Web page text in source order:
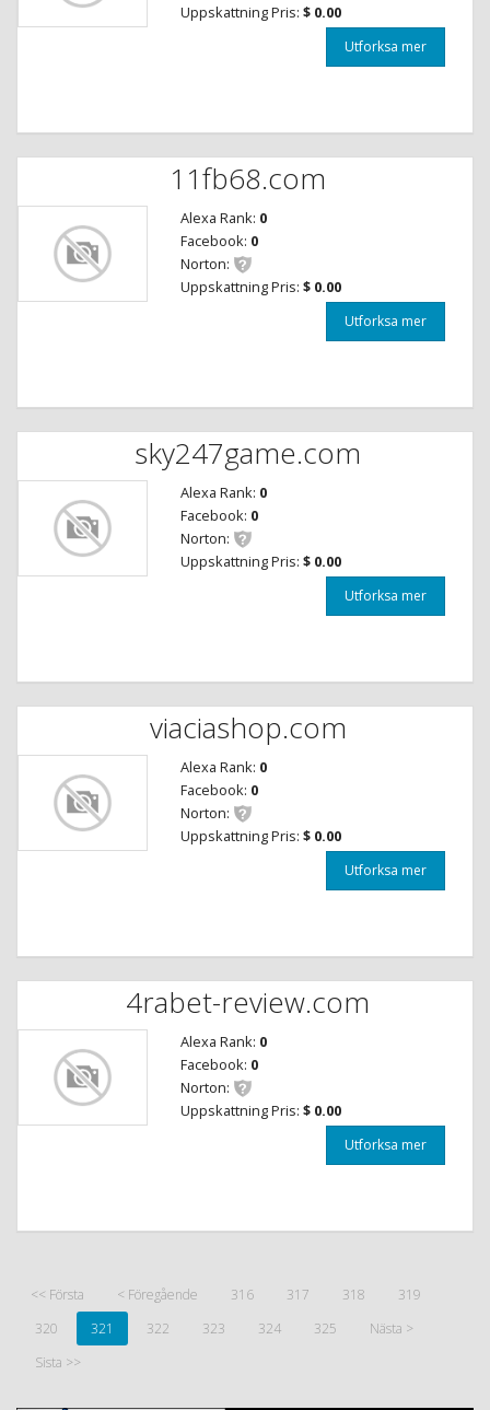
Uppskattning Pris: $ 0.00
Utforksa mer
11fb68.com
Alexa Rank: 0
Facebook: 0
Norton:
Uppskattning Pris: $ 0.00
Utforksa mer
sky247game.com
Alexa Rank: 0
Facebook: 0
Norton:
Uppskattning Pris: $ 0.00
Utforksa mer
viaciashop.com
Alexa Rank: 0
Facebook: 0
Norton:
Uppskattning Pris: $ 0.00
Utforksa mer
4rabet-review.com
Alexa Rank: 0
Facebook: 0
Norton:
Uppskattning Pris: $ 0.00
Utforksa mer
<< Första < Föregående 316 317 318
319
320
321 322 323 324 325
Nästa >
Sista >>